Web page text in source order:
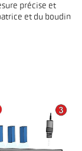
précise et
et du boudin